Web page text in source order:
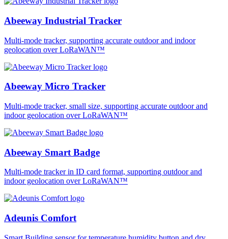
Abeeway Industrial Tracker
Multi-mode tracker, supporting accurate outdoor and indoor
geolocation over LoRaWAN™
Abeeway Micro Tracker
Multi-mode tracker, small size, supporting accurate outdoor and
indoor geolocation over LoRaWAN™
Abeeway Smart Badge
Multi-mode tracker in ID card format, supporting outdoor and
indoor geolocation over LoRaWAN™
Adeunis Comfort